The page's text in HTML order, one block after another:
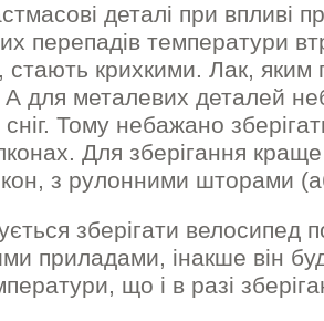
деталі при впливі
перепадів температури
стають крихкими. Лак, яким
А для металевих деталей
Тому небажано
Для зберігання
з рулонними шторами
зберігати велосипед
приладами, інакше він
що і в разі